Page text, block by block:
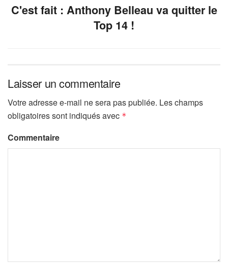
C'est fait : Anthony Belleau va quitter le
Top 14 !
Laisser un commentaire
Votre adresse e-mail ne sera pas publiée. Les champs
obligatoires sont indiqués avec *
Commentaire